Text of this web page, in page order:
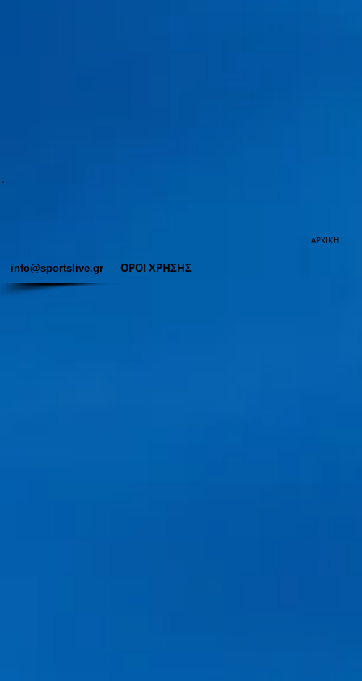
info@sportslive.gr ΟΡΟΙ ΧΡΗΣΗΣ
ΑΡΧΙΚΗ